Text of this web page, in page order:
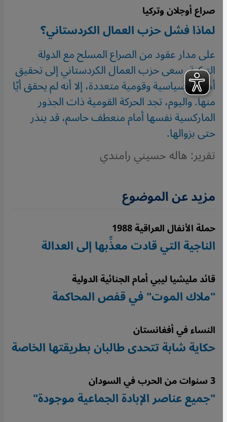
صراع أوجلان وتركيا
لماذا فشل حزب العمال الكردستاني؟
على مدار عقود من الصراع المسلح مع الدولة
التركية، سعى حزب العمال الكردستاني إلى تحقيق
أهداف سياسية وقومية متعددة، إلا أنه لم يحقق أيًا
منها. واليوم، تجد الحركة القومية ذات الجذور
الماركسية نفسها أمام منعطف حاسم، قد ينذر
حتى بزوالها.
تقرير: هاله حسيني رامندي
مزيد عن الموضوع
حملة الأنفال العراقية 1988
الناجية التي قادت معذِّبها إلى العدالة
قائد مليشيا ليبي أمام الجنائية الدولية
"ملاك الموت" في قفص المحاكمة
النساء في أفغانستان
حكاية شابة تتحدى طالبان بطريقتها الخاصة
3 سنوات من الحرب في السودان
"جميع عناصر الإبادة الجماعية موجودة"